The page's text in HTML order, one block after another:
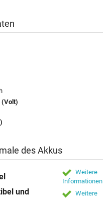
(Volt)
des Akkus
Weitere
Informationen
und
Weitere